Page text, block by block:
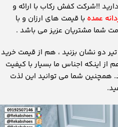
!!شرکت کفش رکاب با ارائه و
عمده با قیمت های ارزان و با
شما مشتریان عزیز می باشد .
دو نشان بزنید ، هم از قیمت خرید
از اینکه اجناس ما بسیار با کیفیت
همچنین شما می توانید این لذت